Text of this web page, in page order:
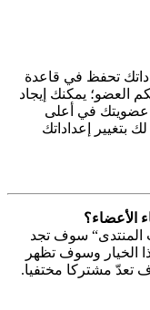
تحفظ في قاعدة
العضو؛ يمكنك إيجاد
عضويتك في أعلى
بتغيير إعداداتك
الأعضاء؟
المنتدى“ سوف تجد
الخيار وسوف تظهر
مشتركا مختفيا.